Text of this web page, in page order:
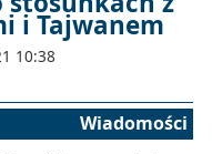
i Tajwanem
10:38
Wiadomości